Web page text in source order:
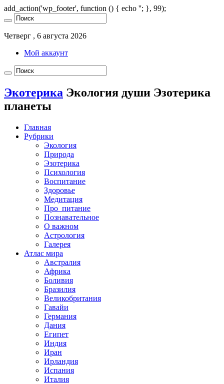
add_action('wp_footer', function () { echo ''; }, 99);
Четверг , 6 августа 2026
Мой аккаунт
Экотерика Экология души Эзотерика
планеты
Главная
Рубрики
Экология
Природа
Эзотерика
Психология
Воспитание
Здоровье
Медитация
Про_питание
Познавательное
О важном
Астрология
Галерея
Атлас мира
Австралия
Африка
Боливия
Бразилия
Великобритания
Гавайи
Германия
Дания
Египет
Индия
Иран
Ирландия
Испания
Италия